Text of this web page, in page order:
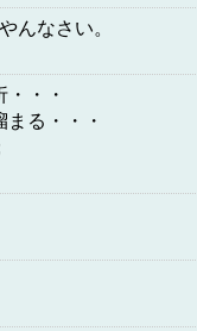
んなさい。
・・
る・・・